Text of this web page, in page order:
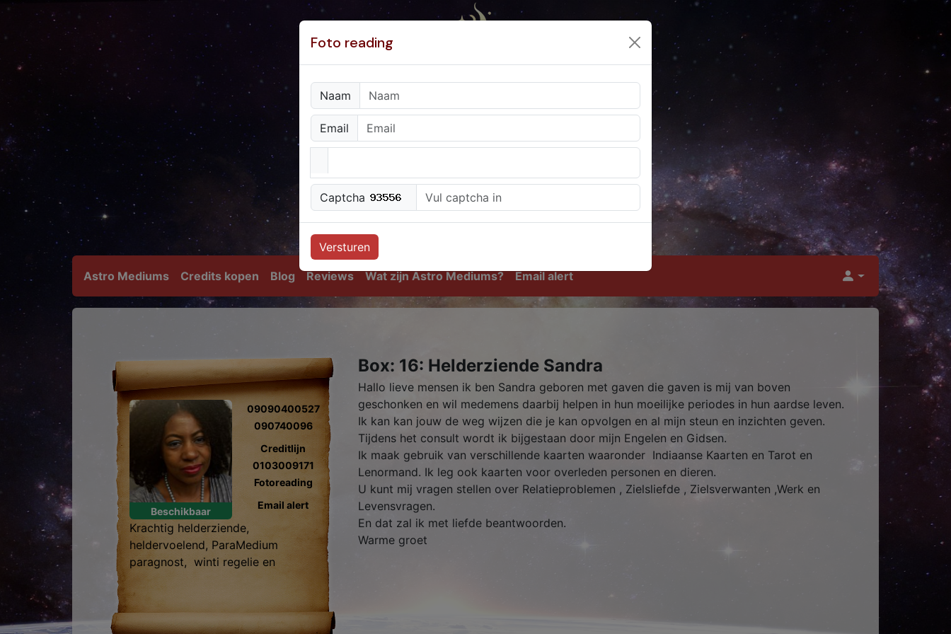
NL 0909-0400527(90cpm)
Astro Mediums Credits kopen Blog Reviews Wat zijn Astro Mediums? Email alert
Beschikbaar
09090400527
090740096
Creditlijn
0103009171
Fotoreading
Email alert
Krachtig helderziende,
heldervoelend, ParaMedium
paragnost, winti regelie en
gebeden, koetluku, relatie,
kaartlegging, fotoreading,
zielsliefde, tweelingzielen,
toekomst voorspelling, relatie
Box: 16: Helderziende Sandra
Hallo lieve mensen ik ben Sandra geboren met gaven die gaven is mij van boven
geschonken en wil medemens daarbij helpen in hun moeilijke periodes in hun aardse leven.
Ik kan kan jouw de weg wijzen die je kan opvolgen en al mijn steun en inzichten geven.
Tijdens het consult wordt ik bijgestaan door mijn Engelen en Gidsen.
Ik maak gebruik van verschillende kaarten waaronder Indiaanse Kaarten en Tarot en
Lenormand. Ik leg ook kaarten voor overleden personen en dieren.
U kunt mij vragen stellen over Relatieproblemen , Zielsliefde , Zielsverwanten ,Werk en
Levensvragen.
En dat zal ik met liefde beantwoorden.
Warme groet
Foto reading
Naam
Email
Captcha
Versturen